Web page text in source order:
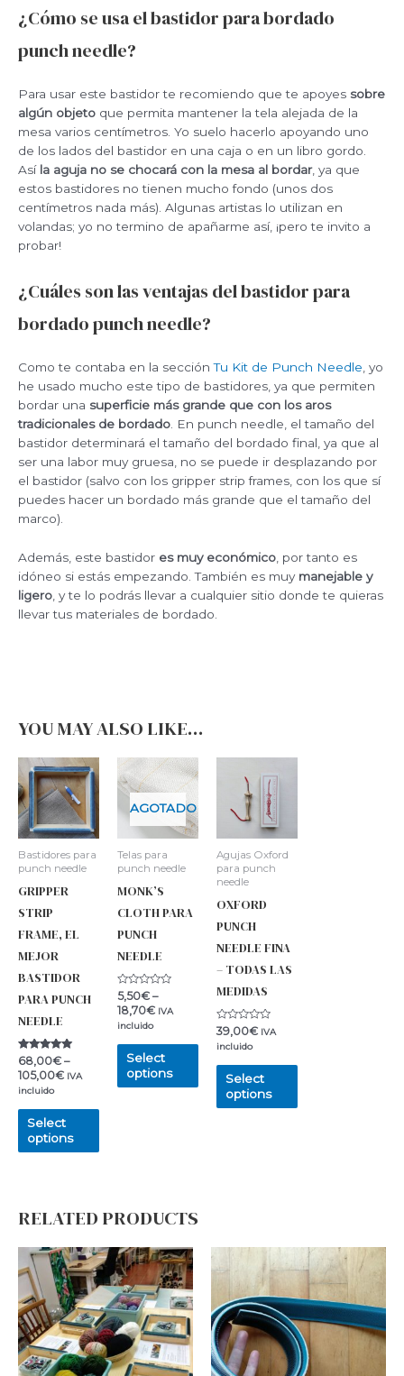
¿Cómo se usa el bastidor para bordado
punch needle?
Para usar este bastidor te recomiendo que te apoyes sobre
algún objeto que permita mantener la tela alejada de la
mesa varios centímetros. Yo suelo hacerlo apoyando uno
de los lados del bastidor en una caja o en un libro gordo.
Así la aguja no se chocará con la mesa al bordar, ya que
estos bastidores no tienen mucho fondo (unos dos
centímetros nada más). Algunas artistas lo utilizan en
volandas; yo no termino de apañarme así, ¡pero te invito a
probar!
¿Cuáles son las ventajas del bastidor para
bordado punch needle?
Como te contaba en la secciónTu Kit de Punch Needle, yo
he usado mucho este tipo de bastidores, ya que permiten
bordar una superficie más grande que con los aros
tradicionales de bordado. En punch needle, el tamaño del
bastidor determinará el tamaño del bordado final, ya que al
ser una labor muy gruesa, no se puede ir desplazando por
el bastidor (salvo con los gripper strip frames, con los que sí
puedes hacer un bordado más grande que el tamaño del
marco).
Además, este bastidor es muy económico , por tanto es
idóneo si estás empezando. También es muy manejable y
ligero , y te lo podrás llevar a cualquier sitio donde te quieras
llevar tus materiales de bordado.
YOU MAY ALSO LIKE…
Bastidores para
punch needle
GRIPPER
STRIP
FRAME, EL
MEJOR
BASTIDOR
PARA PUNCH
NEEDLE
Rated
5.00
out of 5
68,00€ –
105,00€ IVA
incluido
Select
options
AGOTADO
Telas para
punch needle
MONK’S
CLOTH PARA
PUNCH
NEEDLE
Rated
0
out
of
5,50€–
18,70€ IVA
incluido
Select
options
Agujas Oxford
para punch
needle
OXFORD
PUNCH
NEEDLE FINA
– TODAS LAS
MEDIDAS
Rated
0
out
5
39,00€ IVA
incluido
Select
options
RELATED PRODUCTS